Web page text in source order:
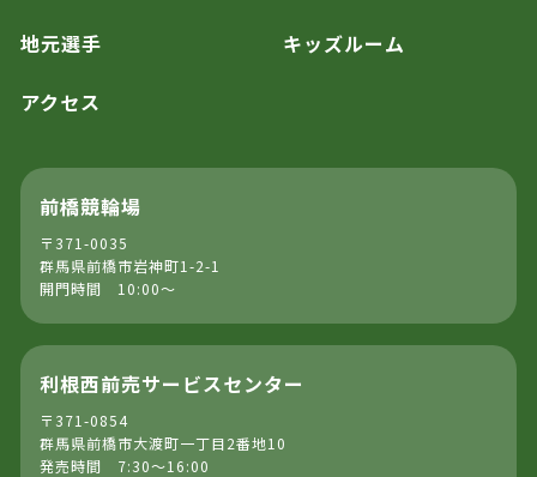
地元選手 キッズルーム
アクセス
前橋競輪場
〒371-0035
群馬県前橋市岩神町1-2-1
開門時間 10:00～
利根西前売サービスセンター
〒371-0854
群馬県前橋市大渡町一丁目2番地10
発売時間 7:30～16:00